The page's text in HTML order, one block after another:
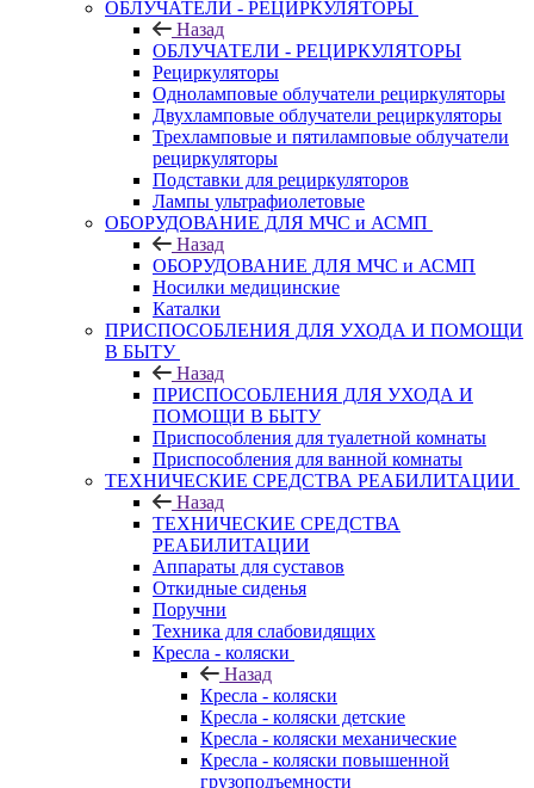
ОБЛУЧАТЕЛИ - РЕЦИРКУЛЯТОРЫ
Назад
ОБЛУЧАТЕЛИ - РЕЦИРКУЛЯТОРЫ
Рециркуляторы
Одноламповые облучатели рециркуляторы
Двухламповые облучатели рециркуляторы
Трехламповые и пятиламповые облучатели
рециркуляторы
Подставки для рециркуляторов
Лампы ультрафиолетовые
ОБОРУДОВАНИЕ ДЛЯ МЧС и АСМП
Назад
ОБОРУДОВАНИЕ ДЛЯ МЧС и АСМП
Носилки медицинские
Каталки
ПРИСПОСОБЛЕНИЯ ДЛЯ УХОДА И ПОМОЩИ
В БЫТУ
Назад
ПРИСПОСОБЛЕНИЯ ДЛЯ УХОДА И
ПОМОЩИ В БЫТУ
Приспособления для туалетной комнаты
Приспособления для ванной комнаты
ТЕХНИЧЕСКИЕ СРЕДСТВА РЕАБИЛИТАЦИИ
Назад
ТЕХНИЧЕСКИЕ СРЕДСТВА
РЕАБИЛИТАЦИИ
Аппараты для суставов
Откидные сиденья
Поручни
Техника для слабовидящих
Кресла - коляски
Назад
Кресла - коляски
Кресла - коляски детские
Кресла - коляски механические
Кресла - коляски повышенной
грузоподъемности